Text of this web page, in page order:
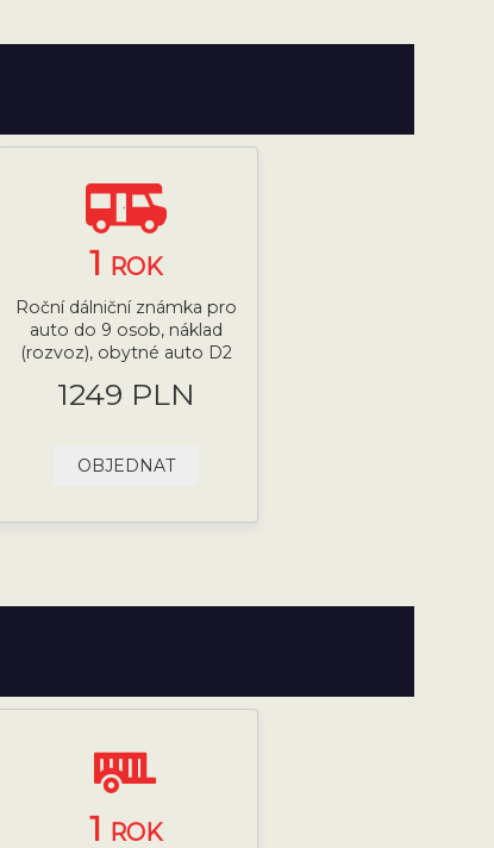
1 ROK
Roční dálniční známka pro
auto do 9 osob, náklad
(rozvoz), obytné auto D2
1249 PLN
OBJEDNAT
1 ROK